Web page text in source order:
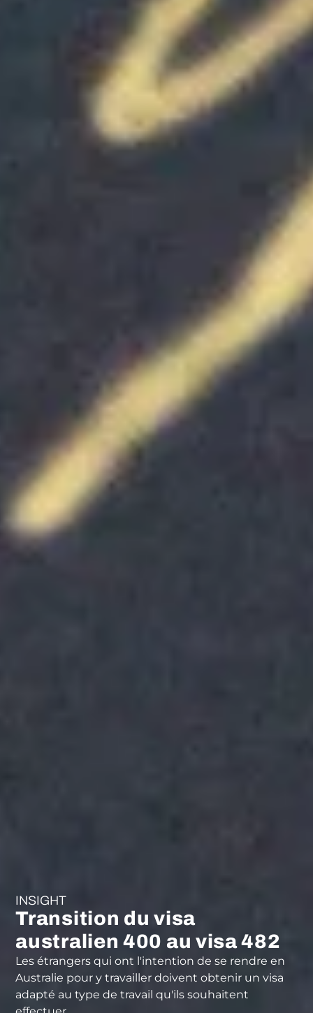
INSIGHT
Transition du visa
australien 400 au visa 482
Les étrangers qui ont l'intention de se rendre en
Australie pour y travailler doivent obtenir un visa
adapté au type de travail qu'ils souhaitent